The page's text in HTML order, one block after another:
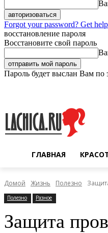
Forgot your password? Get help
восстановление пароля
Восстановите свой пароль
Пароль будет выслан Вам по
ГЛАВНАЯ
Домой Жизнь Полезно
Полезно Разное
Защита